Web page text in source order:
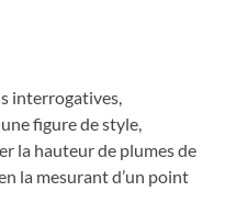
interrogatives,
figure de style,
la hauteur de plumes de
la mesurant d’un point